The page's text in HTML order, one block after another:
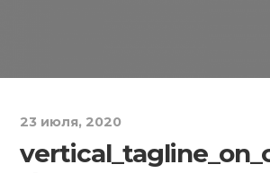
23 июля, 2020